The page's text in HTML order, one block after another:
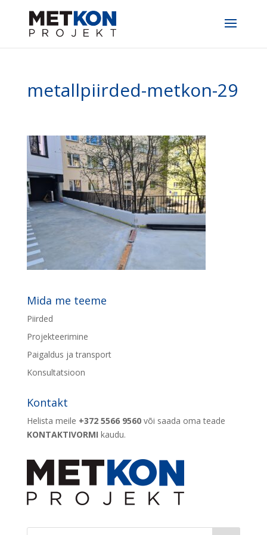
metallpiirded-metkon-29
Mida me teeme
Piirded
Projekteerimine
Paigaldus ja transport
Konsultatsioon
Kontakt
Helista meile +372 5566 9560või saada oma teade
KONTAKTIVORMI kaudu.